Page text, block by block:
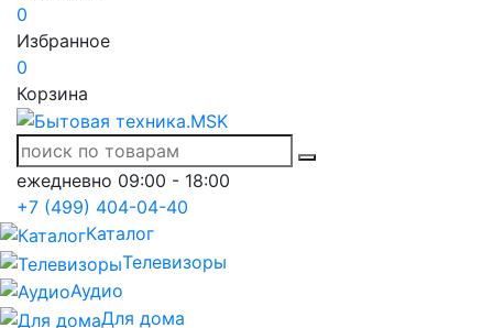
0
Избранное
0
Корзина
ежедневно 09:00 - 18:00
+7 (499) 404-04-40
Каталог
Телевизоры
Аудио
Для дома